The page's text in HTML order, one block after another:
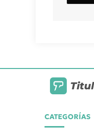
CATEGORÍAS